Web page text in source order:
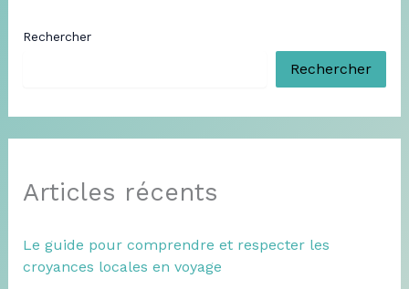
Rechercher
Rechercher
Articles récents
Le guide pour comprendre et respecter les
croyances locales en voyage